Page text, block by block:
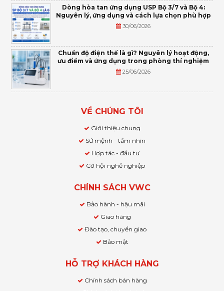
Dòng hòa tan ứng dụng USP Bộ 3/7 và Bộ 4:
Nguyên lý, ứng dụng và cách lựa chọn phù hợp
30/06/2026
Chuẩn độ điện thế là gì? Nguyên lý hoạt động,
ưu điểm và ứng dụng trong phòng thí nghiệm
25/06/2026
VỀ CHÚNG TÔI
Giới thiệu chung
Sứ mệnh - tầm nhìn
Hợp tác - đầu tư
Cơ hội nghề nghiệp
CHÍNH SÁCH VWC
Bảo hành - hậu mãi
Giao hàng
Đào tạo, chuyển giao
Bảo mật
HỖ TRỢ KHÁCH HÀNG
Chính sách bán hàng